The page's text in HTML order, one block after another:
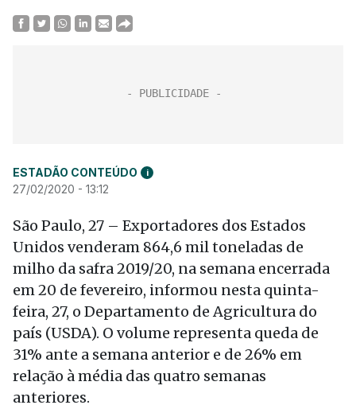
ESTADÃO CONTEÚDO i
27/02/2020 - 13:12
São Paulo, 27 – Exportadores dos Estados
Unidos venderam 864,6 mil toneladas de
milho da safra 2019/20, na semana encerrada
em 20 de fevereiro, informou nesta quinta-
feira, 27, o Departamento de Agricultura do
país (USDA). O volume representa queda de
31% ante a semana anterior e de 26% em
relação à média das quatro semanas
anteriores.